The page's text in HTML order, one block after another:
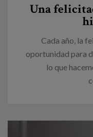
Una
Cada año, la
oportunidad para
lo que